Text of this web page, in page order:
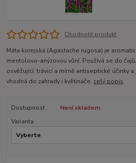
Ohodnotit produkt
Máta korejská (Agastache rugosa) je
mentolovo-anýzovou vůní. Používá se do
osvěžující, trávicí a mírně antiseptické účinky
vhodná do zahrady i květináče. celý popis
Dostupnost
Není skladem
Varianta